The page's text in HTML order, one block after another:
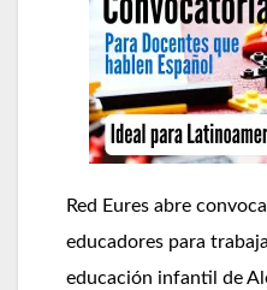
Red Eures abre
educadores para
educación infantil de